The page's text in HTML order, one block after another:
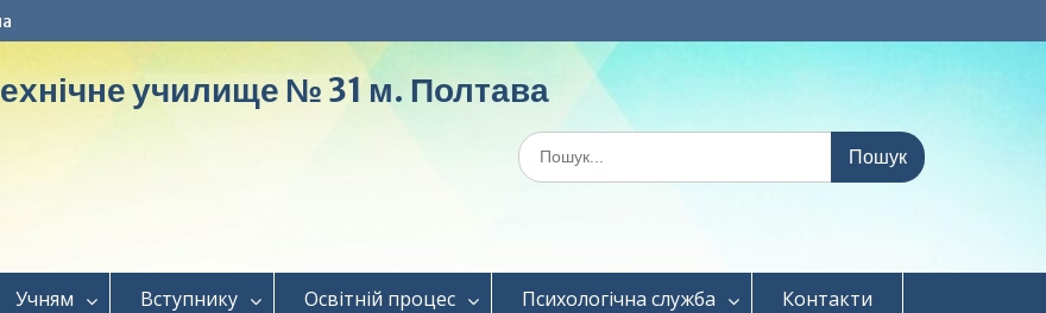
училище № 31 м. Полтава
Шукати:
Учням Вступнику Освітній процес Психологічна служба Контакти